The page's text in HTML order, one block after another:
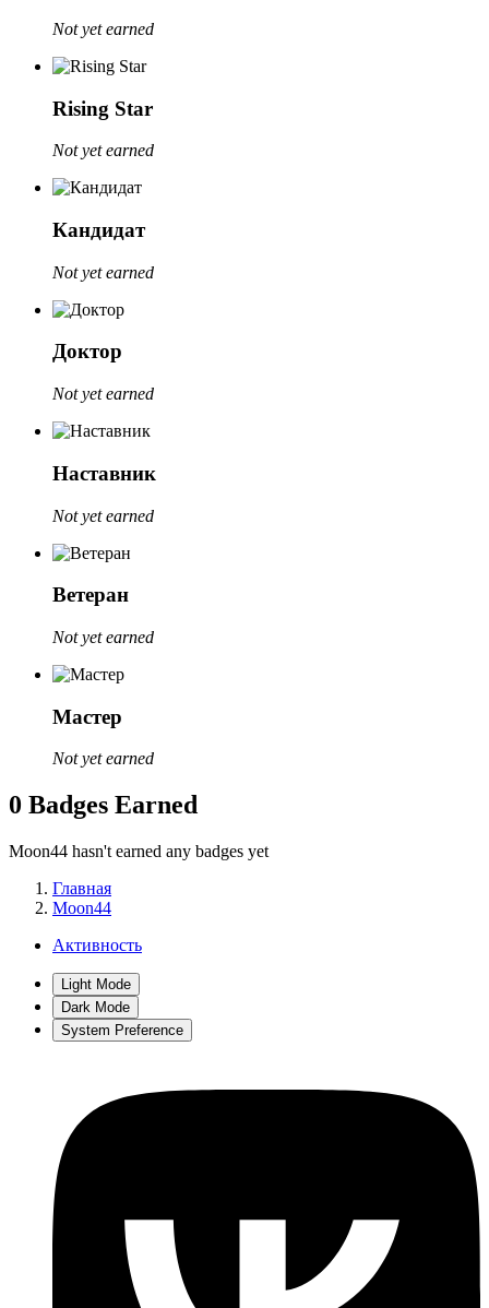
Not yet earned
Rising Star
Not yet earned
Кандидат
Not yet earned
Доктор
Not yet earned
Наставник
Not yet earned
Ветеран
Not yet earned
Мастер
Not yet earned
0 Badges Earned
Moon44 hasn't earned any badges yet
Главная
Moon44
Активность
Light Mode
Dark Mode
System Preference